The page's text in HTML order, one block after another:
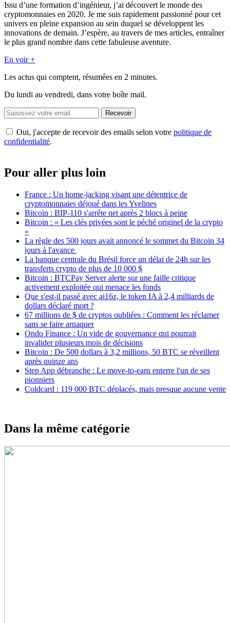
Issu d’une formation d’ingénieur, j’ai découvert le monde des
cryptomonnaies en 2020. Je me suis rapidement passionné pour cet
univers en pleine expansion au sein duquel se développent les
innovations de demain. J’espère, au travers de mes articles, entraîner
le plus grand nombre dans cette fabuleuse aventure.
En voir +
Les actus qui comptent, résumées en 2 minutes.
Du lundi au vendredi, dans votre boîte mail.
Recevoir
Oui, j'accepte de recevoir des emails selon votre politique de
confidentialité.
Pour aller plus loin
France : Un home-jacking visant une détentrice de
cryptomonnaies déjoué dans les Yvelines
Bitcoin : BIP-110 s'arrête net après 2 blocs à peine
Bitcoin : « Les clés privées sont le péché originel de la crypto
»
La règle des 500 jours avait annoncé le sommet du Bitcoin 34
jours à l'avance
La banque centrale du Brésil force un délai de 24h sur les
transferts crypto de plus de 10 000 $
Bitcoin : BTCPay Server alerte sur une faille critique
activement exploitée qui menace les fonds
Que s'est-il passé avec ai16z, le token IA à 2,4 milliards de
dollars déclaré mort ?
67 millions de $ de cryptos oubliées : Comment les réclamer
sans se faire arnaquer
Ondo Finance : Un vide de gouvernance qui pourrait
invalider plusieurs mois de décisions
Bitcoin : De 500 dollars à 3,2 millions, 50 BTC se réveillent
après quinze ans
Step App débranche : Le move-to-earn enterre l'un de ses
pionniers
Coldcard : 119 000 BTC déplacés, mais presque aucune vente
Dans la même catégorie